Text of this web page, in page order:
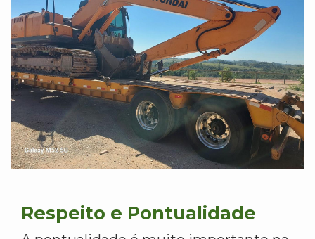
Respeito e Pontualidade